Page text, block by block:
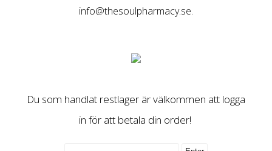
info@thesoulpharmacy.se.
Du som handlat restlager är välkommen att logga
in för att betala din order!